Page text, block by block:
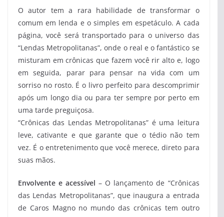
O autor tem a rara habilidade de transformar o
comum em lenda e o simples em espetáculo. A cada
página, você será transportado para o universo das
“Lendas Metropolitanas”, onde o real e o fantástico se
misturam em crônicas que fazem você rir alto e, logo
em seguida, parar para pensar na vida com um
sorriso no rosto. É o livro perfeito para descomprimir
após um longo dia ou para ter sempre por perto em
uma tarde preguiçosa.
“Crônicas das Lendas Metropolitanas” é uma leitura
leve, cativante e que garante que o tédio não tem
vez. É o entretenimento que você merece, direto para
suas mãos.
Envolvente e acessível – O lançamento de “Crônicas
das Lendas Metropolitanas”, que inaugura a entrada
de Caros Magno no mundo das crônicas tem outro